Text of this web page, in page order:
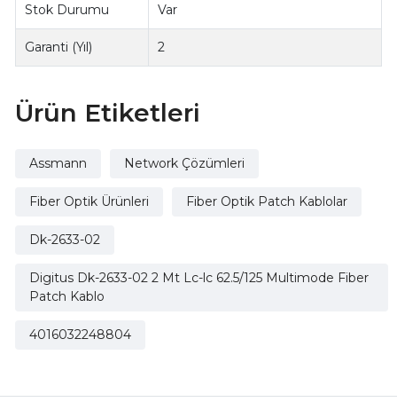
Stok Durumu Var
Garanti (Yıl) 2
Ürün Etiketleri
Assmann Network Çözümleri
Fiber Optik Ürünleri Fiber Optik Patch Kablolar
Dk-2633-02
Digitus Dk-2633-02 2 Mt Lc-lc 62.5/125 Multimode Fiber
Patch Kablo
4016032248804